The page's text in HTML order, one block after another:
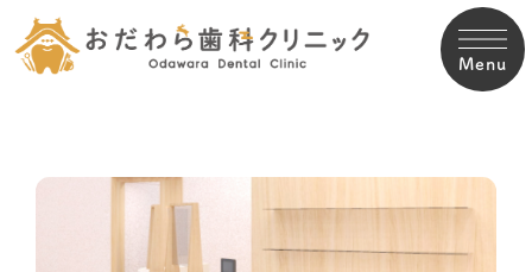
Menu